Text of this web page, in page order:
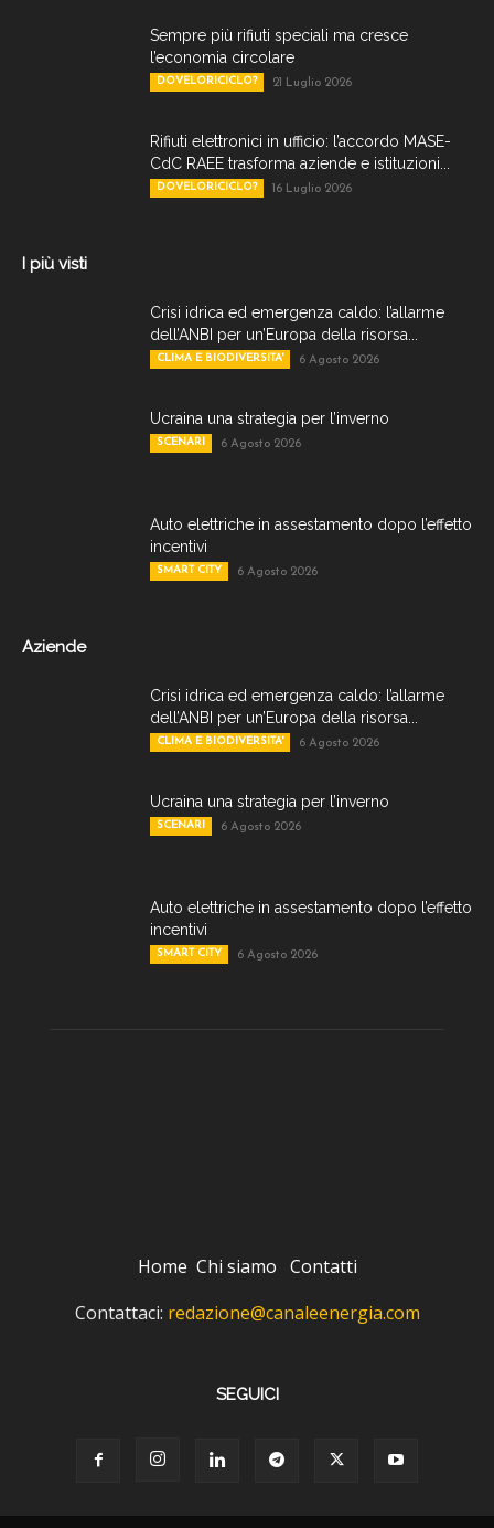
Sempre più rifiuti speciali ma cresce
l’economia circolare
DOVELORICICLO? 21 Luglio 2026
Rifiuti elettronici in ufficio: l’accordo MASE-
CdC RAEE trasforma aziende e istituzioni...
DOVELORICICLO? 16 Luglio 2026
I più visti
Crisi idrica ed emergenza caldo: l’allarme
dell’ANBI per un’Europa della risorsa...
CLIMA E BIODIVERSITA' 6 Agosto 2026
Ucraina una strategia per l’inverno
SCENARI 6 Agosto 2026
Auto elettriche in assestamento dopo l’effetto
incentivi
SMART CITY 6 Agosto 2026
Aziende
Crisi idrica ed emergenza caldo: l’allarme
dell’ANBI per un’Europa della risorsa...
CLIMA E BIODIVERSITA' 6 Agosto 2026
Ucraina una strategia per l’inverno
SCENARI 6 Agosto 2026
Auto elettriche in assestamento dopo l’effetto
incentivi
SMART CITY 6 Agosto 2026
Home Chi siamo Contatti
Contattaci: redazione@canaleenergia.com
SEGUICI